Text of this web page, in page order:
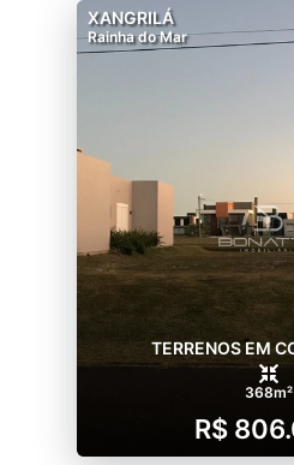
XANGRILÁ
Rainha do Mar
TERRENOS EM
368m²
R$